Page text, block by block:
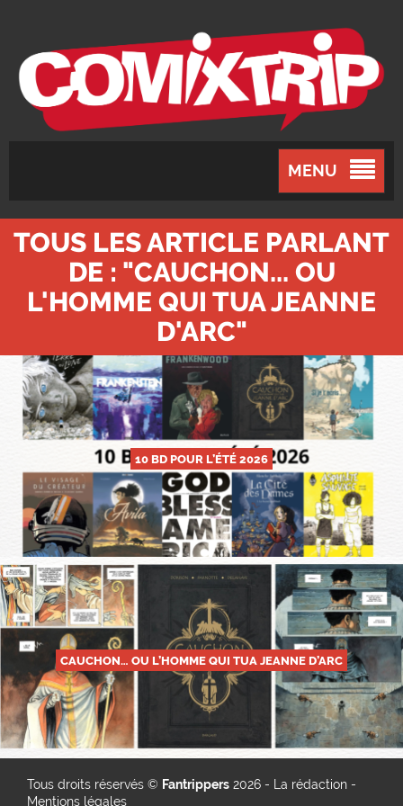
MENU
TOUS LES ARTICLE PARLANT
DE : "CAUCHON... OU
L'HOMME QUI TUA JEANNE
D'ARC"
10 BD POUR L’ÉTÉ 2026
CAUCHON… OU L’HOMME QUI TUA JEANNE D’ARC
Tous droits réservés © Fantrippers 2026 - La rédaction -
Mentions légales